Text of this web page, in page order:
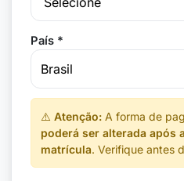
País *
⚠️ Atenção: A forma de
poderá ser alterada após
matrícula. Verifique antes